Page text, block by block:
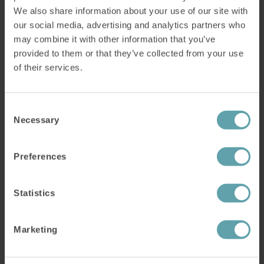
We also share information about your use of our site with
our social media, advertising and analytics partners who
may combine it with other information that you’ve
provided to them or that they’ve collected from your use
of their services.
Selection
Necessary
Preferences
Statistics
Marketing
Att undvika de sämsta matvarorna för reflux och
att läsa vår lista över de bästa matvarorna för
reflux kan vara en bra början. Men dina
Äta nära inpå läggdags
Rökning
Börja träna med IQoro